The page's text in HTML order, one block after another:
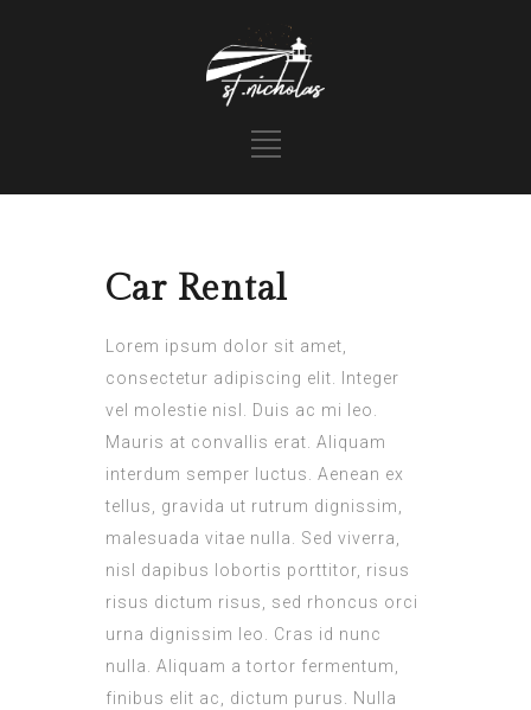
Car Rental
Lorem ipsum dolor sit amet,
consectetur adipiscing elit. Integer
vel molestie nisl. Duis ac mi leo.
Mauris at convallis erat. Aliquam
interdum semper luctus. Aenean ex
tellus, gravida ut rutrum dignissim,
malesuada vitae nulla. Sed viverra,
nisl dapibus lobortis porttitor, risus
risus dictum risus, sed rhoncus orci
urna dignissim leo. Cras id nunc
nulla. Aliquam a tortor fermentum,
finibus elit ac, dictum purus. Nulla